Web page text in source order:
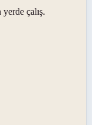
çalış.